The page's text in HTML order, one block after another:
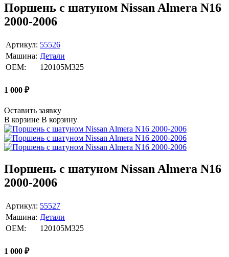
Поршень с шатуном Nissan Almera N16
2000-2006
Артикул: 55526
Машина: Детали
OEM:
120105M325
1 000 ₽
Оставить заявку
В корзине В корзину
Поршень с шатуном Nissan Almera N16
2000-2006
Артикул: 55527
Машина: Детали
OEM:
120105M325
1 000 ₽